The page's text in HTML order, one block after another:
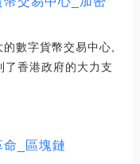
數字貨幣交易中心,
香港政府的大力支
_區塊鏈